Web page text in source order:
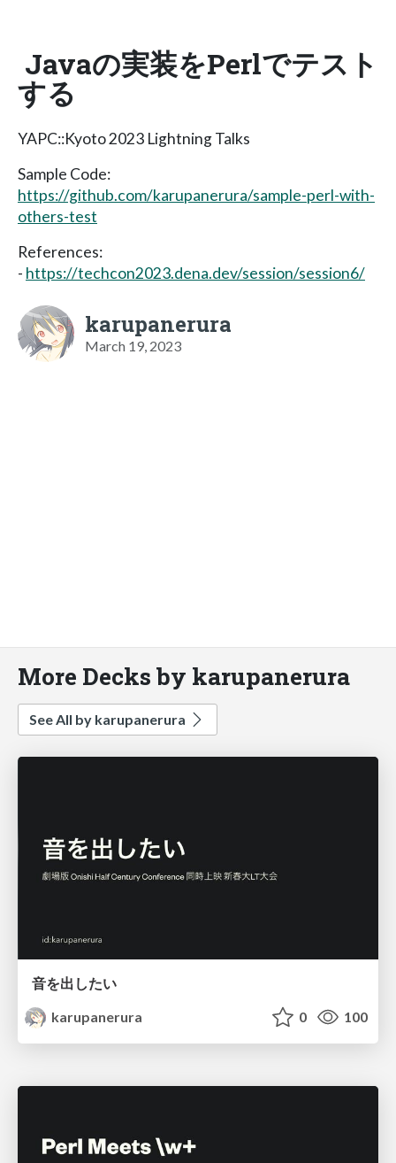
Javaの実装をPerlでテスト
する
YAPC::Kyoto 2023 Lightning Talks
Sample Code:
https://github.com/karupanerura/sample-perl-with-
others-test
References:
- https://techcon2023.dena.dev/session/session6/
karupanerura
March 19, 2023
More Decks by karupanerura
See All by karupanerura
音を出したい
karupanerura
0 100